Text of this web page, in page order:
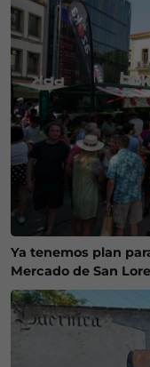
Ya tenemos plan
Mercado de San